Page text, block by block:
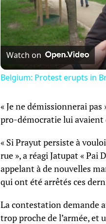
Watch on
Belgium: Protest erupts in
« Je ne démissionnerai
pro-démocratie lui
« Si Prayut persiste à
rue », a réagi Jatupat « Pai
appelant à de nouvelles
qui ont été arrêtés ces
La contestation demande
trop proche de l’armée, et